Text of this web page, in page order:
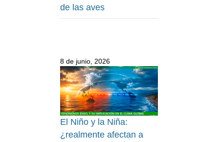
de las aves
8 de junio, 2026
El Niño y la Niña:
¿realmente afectan a